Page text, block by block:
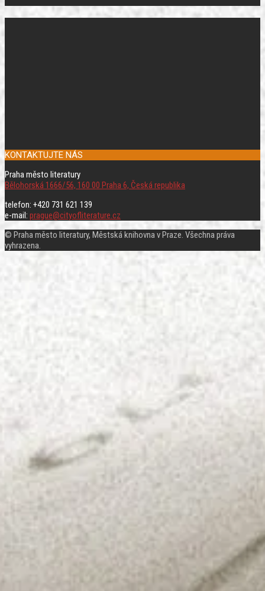
KONTAKTUJTE NÁS
Praha město literatury
Bělohorská 1666/56, 160 00 Praha 6, Česká republika
telefon: +420 731 621 139
e-mail: prague@cityofliterature.cz
© Praha město literatury, Městská knihovna v Praze. Všechna práva
vyhrazena.
Rolovat
nahoru